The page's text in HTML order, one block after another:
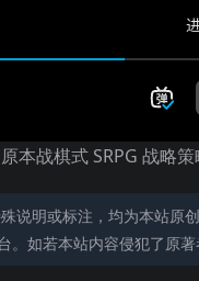
本战棋式 SRPG 战略
说明或标注，均为本站原
如若本站内容侵犯了原